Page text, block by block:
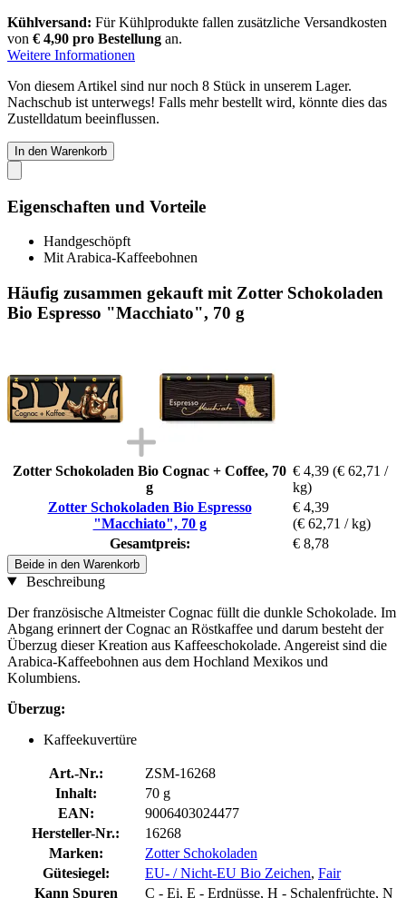
Kühlversand: Für Kühlprodukte fallen zusätzliche Versandkosten
von € 4,90 pro Bestellung an.
Weitere Informationen
Von diesem Artikel sind nur noch 8 Stück in unserem Lager.
Nachschub ist unterwegs! Falls mehr bestellt wird, könnte dies das
Zustelldatum beeinflussen.
In den Warenkorb
Eigenschaften und Vorteile
Handgeschöpft
Mit Arabica-Kaffeebohnen
Häufig zusammen gekauft mit Zotter Schokoladen
Bio Espresso "Macchiato", 70 g
Zotter Schokoladen Bio Cognac + Coffee, 70
g
€ 4,39 (€ 62,71 /
kg)
Zotter Schokoladen Bio Espresso
"Macchiato", 70 g
€ 4,39
(€ 62,71 / kg)
Gesamtpreis:
€ 8,78
Beide in den Warenkorb
Beschreibung
Der französische Altmeister Cognac füllt die dunkle Schokolade. Im
Abgang erinnert der Cognac an Röstkaffee und darum besteht der
Überzug dieser Kreation aus Kaffeeschokolade. Angereist sind die
Arabica-Kaffeebohnen aus dem Hochland Mexikos und
Kolumbiens.
Überzug:
Kaffeekuvertüre
Art.-Nr.:
ZSM-16268
Inhalt:
70 g
EAN:
9006403024477
Hersteller-Nr.:
16268
Marken:
Zotter Schokoladen
Gütesiegel:
EU- / Nicht-EU Bio Zeichen, Fair
Kann Spuren
C - Ei, E - Erdnüsse, H - Schalenfrüchte, N